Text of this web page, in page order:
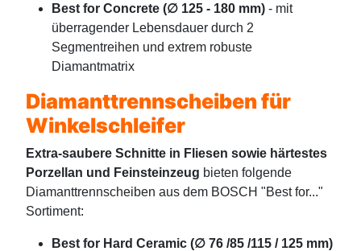
Best for Concrete (∅ 125 - 180 mm) - mit
überragender Lebensdauer durch 2
Segmentreihen und extrem robuste
Diamantmatrix
Diamanttrennscheiben für
Winkelschleifer
Extra-saubere Schnitte in Fliesen sowie härtestes
Porzellan und Feinsteinzeug bieten folgende
Diamanttrennscheiben aus dem BOSCH "Best for..."
Sortiment:
Best for Hard Ceramic (∅ 76 /85 /115 / 125 mm)